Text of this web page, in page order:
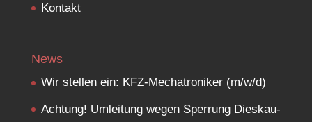
Kontakt
News
Wir stellen ein: KFZ-Mechatroniker (m/w/d)
Achtung! Umleitung wegen Sperrung Dieskau-